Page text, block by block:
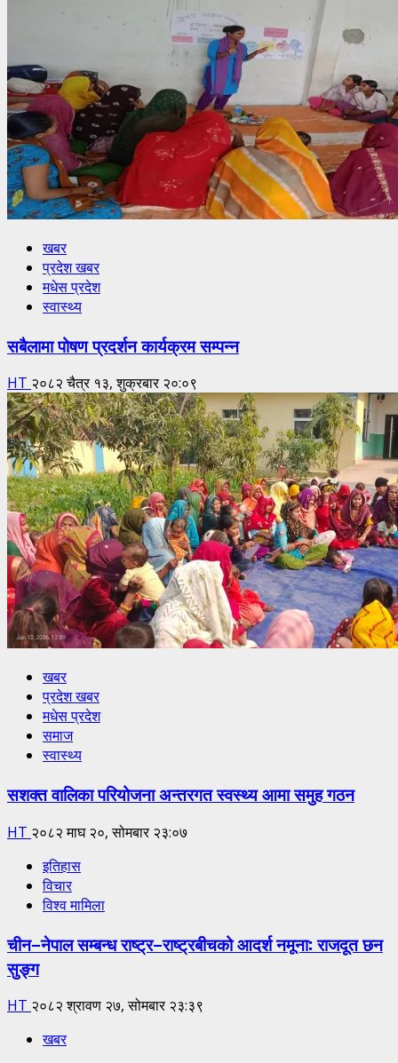
खबर
प्रदेश खबर
मधेस प्रदेश
स्वास्थ्य
सबैलामा पोषण प्रदर्शन कार्यक्रम सम्पन्न
HT २०८२ चैत्र १३, शुक्रबार २०:०९
खबर
प्रदेश खबर
मधेस प्रदेश
समाज
स्वास्थ्य
सशक्त वालिका परियोजना अन्तरगत स्वस्थ्य आमा समुह गठन
HT २०८२ माघ २०, सोमबार २३:०७
इतिहास
विचार
विश्व मामिला
चीन–नेपाल सम्बन्ध राष्ट्र–राष्ट्रबीचको आदर्श नमूना: राजदूत छन
सुङ्ग
HT २०८२ श्रावण २७, सोमबार २३:३९
खबर